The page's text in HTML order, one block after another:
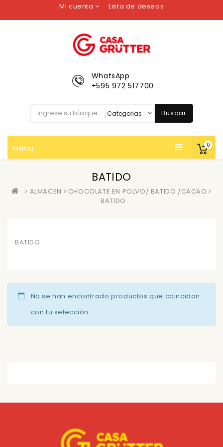
Mi cuenta Lista de deseos
0
WhatsApp
+595 972 517700
Buscar
Menu
BATIDO
ALMACEN
CHOCOLATE EN POLVO/ BATIDO /CACAO
BATIDO
BATIDO
No se han encontrado productos que coincidan
con tu selección.